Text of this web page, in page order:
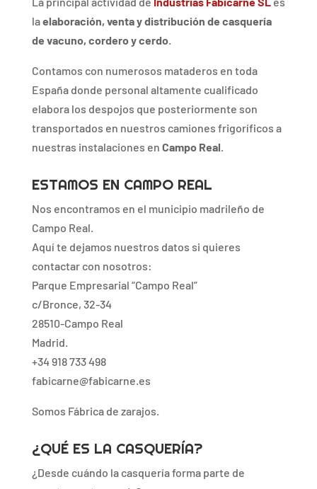
laelaboración, venta y distribución de casquería
de vacuno, cordero y cerdo.
Contamos con numerosos mataderos en toda
España donde personal altamente cualificado
elabora los despojos que posteriormente son
transportados en nuestros camiones frigoríficos a
nuestras instalaciones en Campo Real.
ESTAMOS EN CAMPO REAL
Nos encontramos en el municipio madrileño de
Campo Real.
Aquí te dejamos nuestros datos si quieres
contactar con nosotros:
Parque Empresarial “Campo Real”
c/Bronce, 32-34
28510-Campo Real
Madrid.
+34 918 733 498
fabicarne@fabicarne.es
Somos Fábrica de zarajos.
¿QUÉ ES LA CASQUERÍA?
¿Desde cuándo la casquería forma parte de